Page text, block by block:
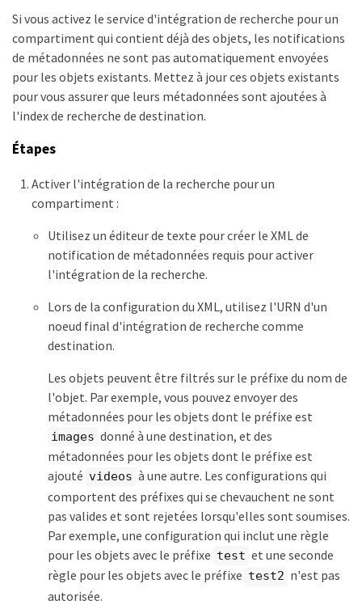
Si vous activez le service d'intégration de recherche pour un
compartiment qui contient déjà des objets, les notifications
de métadonnées ne sont pas automatiquement envoyées
pour les objets existants. Mettez à jour ces objets existants
pour vous assurer que leurs métadonnées sont ajoutées à
l'index de recherche de destination.
Étapes
Activer l'intégration de la recherche pour un
compartiment :
Utilisez un éditeur de texte pour créer le XML de
notification de métadonnées requis pour activer
l'intégration de la recherche.
Lors de la configuration du XML, utilisez l'URN d'un
noeud final d'intégration de recherche comme
destination.
Les objets peuvent être filtrés sur le préfixe du nom de
l'objet. Par exemple, vous pouvez envoyer des
métadonnées pour les objets dont le préfixe est
images donné à une destination, et des
métadonnées pour les objets dont le préfixe est
ajouté videos à une autre. Les configurations qui
comportent des préfixes qui se chevauchent ne sont
pas valides et sont rejetées lorsqu'elles sont soumises.
Par exemple, une configuration qui inclut une règle
pour les objets avec le préfixe test et une seconde
règle pour les objets avec le préfixe test2 n'est pas
autorisée.